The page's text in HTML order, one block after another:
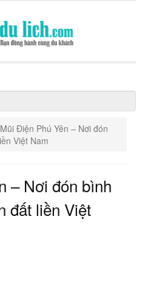
Mũi Điện Phú Yên – Nơi đón
Việt Nam
– Nơi đón bình
đất liền Việt